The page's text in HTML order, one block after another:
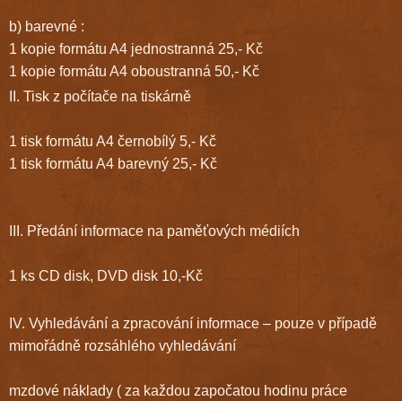
b) barevné :
1 kopie formátu A4 jednostranná 25,- Kč
1 kopie formátu A4 oboustranná 50,- Kč
II. Tisk z počítače na tiskárně
1 tisk formátu A4 černobílý 5,- Kč
1 tisk formátu A4 barevný 25,- Kč
III. Předání informace na paměťových médiích
1 ks CD disk, DVD disk 10,-Kč
IV. Vyhledávání a zpracování informace – pouze v případě
mimořádně rozsáhlého vyhledávání
mzdové náklady ( za každou započatou hodinu práce